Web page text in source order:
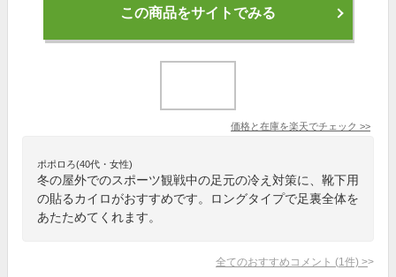
この商品をサイトでみる
価格と在庫を楽天でチェック >>
ポポロろ(40代・女性)
冬の屋外でのスポーツ観戦中の足元の冷え対策に、靴下用
の貼るカイロがおすすめです。ロングタイプで足裏全体を
あたためてくれます。
全てのおすすめコメント (1 件) >